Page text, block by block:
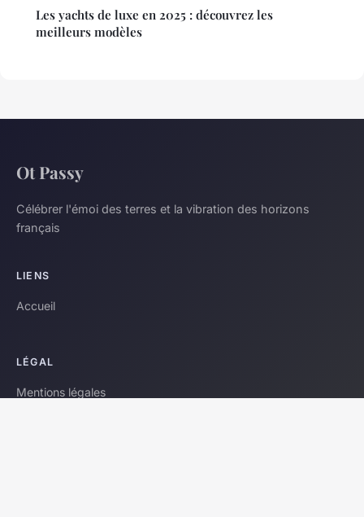
Les yachts de luxe en 2025 : découvrez les
meilleurs modèles
Ot Passy
Célébrer l'émoi des terres et la vibration des horizons
français
LIENS
Accueil
LÉGAL
Mentions légales